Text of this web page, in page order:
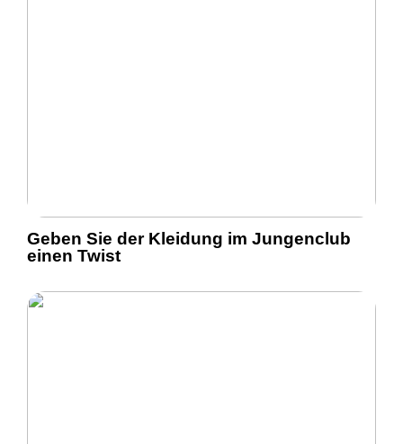
Geben Sie der Kleidung im Jungenclub
einen Twist